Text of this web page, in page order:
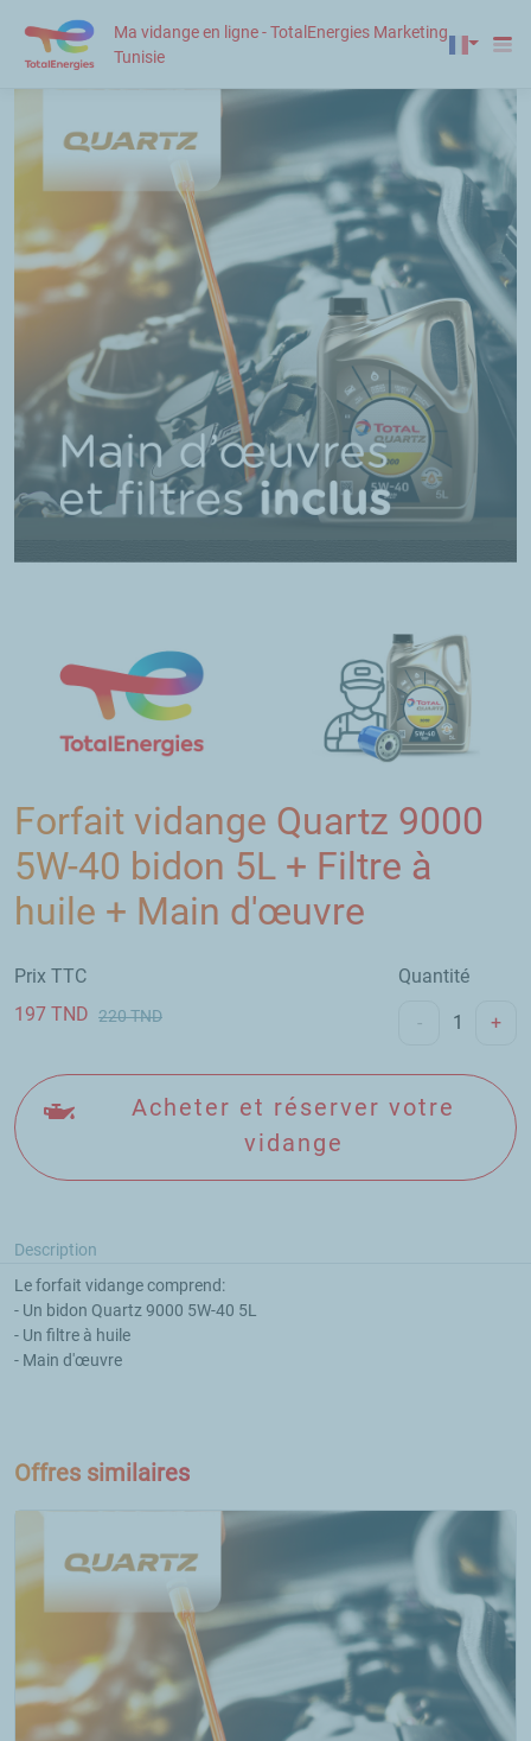
Ma vidange en ligne - TotalEnergies Marketing
Tunisie
Forfait vidange Quartz 9000
5W-40 bidon 5L + Filtre à
huile + Main d'œuvre
Prix TTC
197 TND 220TND
Quantité
- +
Acheter et réserver votre
vidange
Description
Le forfait vidange comprend:
- Un bidon Quartz 9000 5W-40 5L
- Un filtre à huile
- Main d'œuvre
Offres similaires